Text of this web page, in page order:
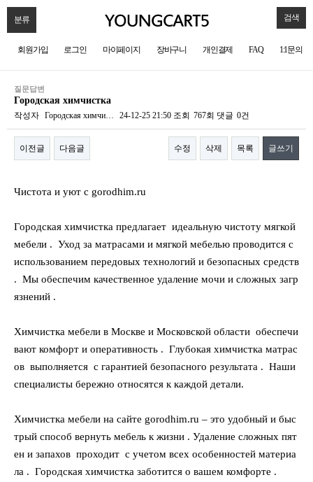
분류 검색
회원가입 로그인 마이페이지 장바구니 개인결제 FAQ 1:1문의
질문답변
Городская химчистка
작성자 Городская химчи… 24-12-25 21:50 조회 767회 댓글 0건
이전글 다음글 수정 삭제 목록 글쓰기
Чистота и уют с gorodhim.ru
Городская химчистка предлагает идеальную чистоту мягкой
мебели . Уход за матрасами и мягкой мебелью проводится с
использованием передовых технологий и безопасных средств
. Мы обеспечим качественное удаление мочи и сложных загр
язнений .
Химчистка мебели в Москве и Московской области обеспечи
вают комфорт и оперативность . Глубокая химчистка матрас
ов выполняется с гарантией безопасного результата . Наши
специалисты бережно относятся к каждой детали.
Химчистка мебели на сайте gorodhim.ru – это удобный и быс
трый способ вернуть мебель к жизни . Удаление сложных пят
ен и запахов проходит с учетом всех особенностей материа
ла . Городская химчистка заботится о вашем комфорте .